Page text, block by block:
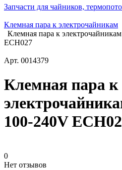
Запчасти для чайников,
Клемная пара к электрочайникам
Клемная пара к
ECH027
Арт. 0014379
Клемная пара к
100-240V
0
Нет отзывов